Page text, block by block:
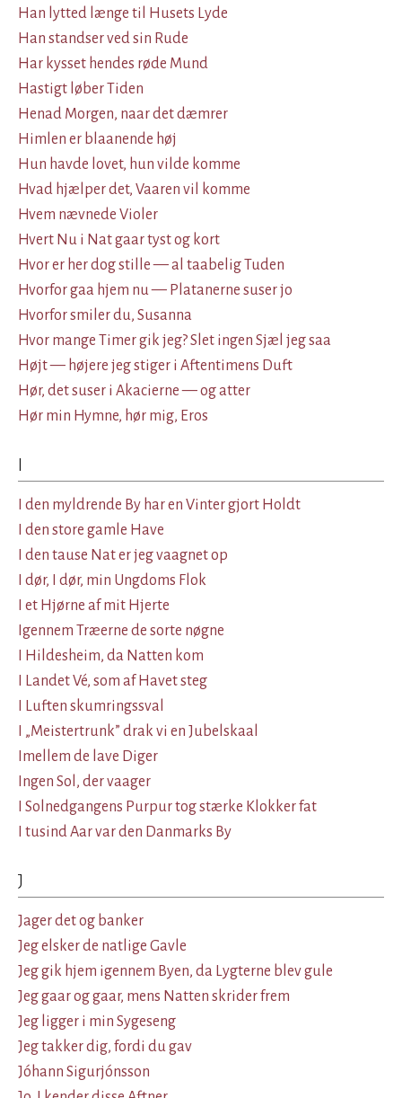
Han lytted længe til Husets Lyde
Han standser ved sin Rude
Har kysset hendes røde Mund
Hastigt løber Tiden
Henad Morgen, naar det dæmrer
Himlen er blaanende høj
Hun havde lovet, hun vilde komme
Hvad hjælper det, Vaaren vil komme
Hvem nævnede Violer
Hvert Nu i Nat gaar tyst og kort
Hvor er her dog stille — al taabelig Tuden
Hvorfor gaa hjem nu — Platanerne suser jo
Hvorfor smiler du, Susanna
Hvor mange Timer gik jeg? Slet ingen Sjæl jeg saa
Højt — højere jeg stiger i Aftentimens Duft
Hør, det suser i Akacierne — og atter
Hør min Hymne, hør mig, Eros
I
I den myldrende By har en Vinter gjort Holdt
I den store gamle Have
I den tause Nat er jeg vaagnet op
I dør, I dør, min Ungdoms Flok
I et Hjørne af mit Hjerte
Igennem Træerne de sorte nøgne
I Hildesheim, da Natten kom
I Landet Vé, som af Havet steg
I Luften skumringssval
I „Meistertrunk” drak vi en Jubelskaal
Imellem de lave Diger
Ingen Sol, der vaager
I Solnedgangens Purpur tog stærke Klokker fat
I tusind Aar var den Danmarks By
J
Jager det og banker
Jeg elsker de natlige Gavle
Jeg gik hjem igennem Byen, da Lygterne blev gule
Jeg gaar og gaar, mens Natten skrider frem
Jeg ligger i min Sygeseng
Jeg takker dig, fordi du gav
Jóhann Sigurjónsson